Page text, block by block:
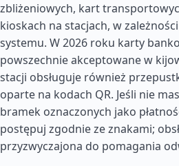
zbliżeniowych, kart
kioskach na stacjach, w
systemu. W 2026 roku karty
powszechnie akceptowane w
stacji obsługuje również
oparte na kodach QR. Jeśli nie
bramek oznaczonych jako
postępuj zgodnie ze znakami;
przyzwyczajona do pomagania